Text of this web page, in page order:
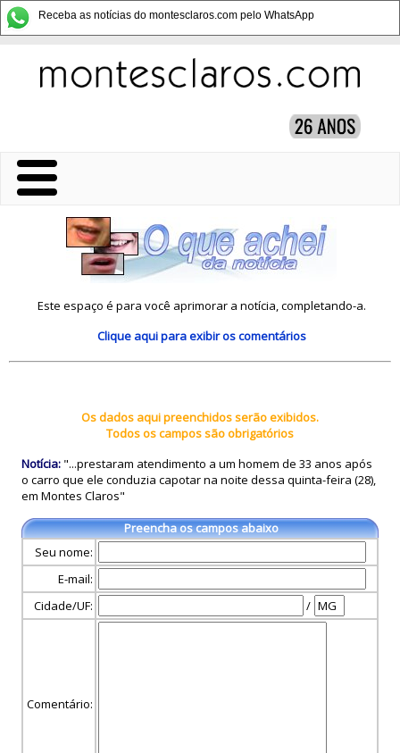
Receba as notícias do montesclaros.com pelo WhatsApp
Este espaço é para você aprimorar a notícia, completando-a.
Clique aquipara exibir os comentários
Os dados aqui preenchidos serão exibidos.
Todos os campos são obrigatórios
Notícia: "...prestaram atendimento a um homem de 33 anos após
o carro que ele conduzia capotar na noite dessa quinta-feira (28),
em Montes Claros"
Preencha os campos abaixo
Seu nome:
E-mail:
Cidade/UF:
/
Comentário: